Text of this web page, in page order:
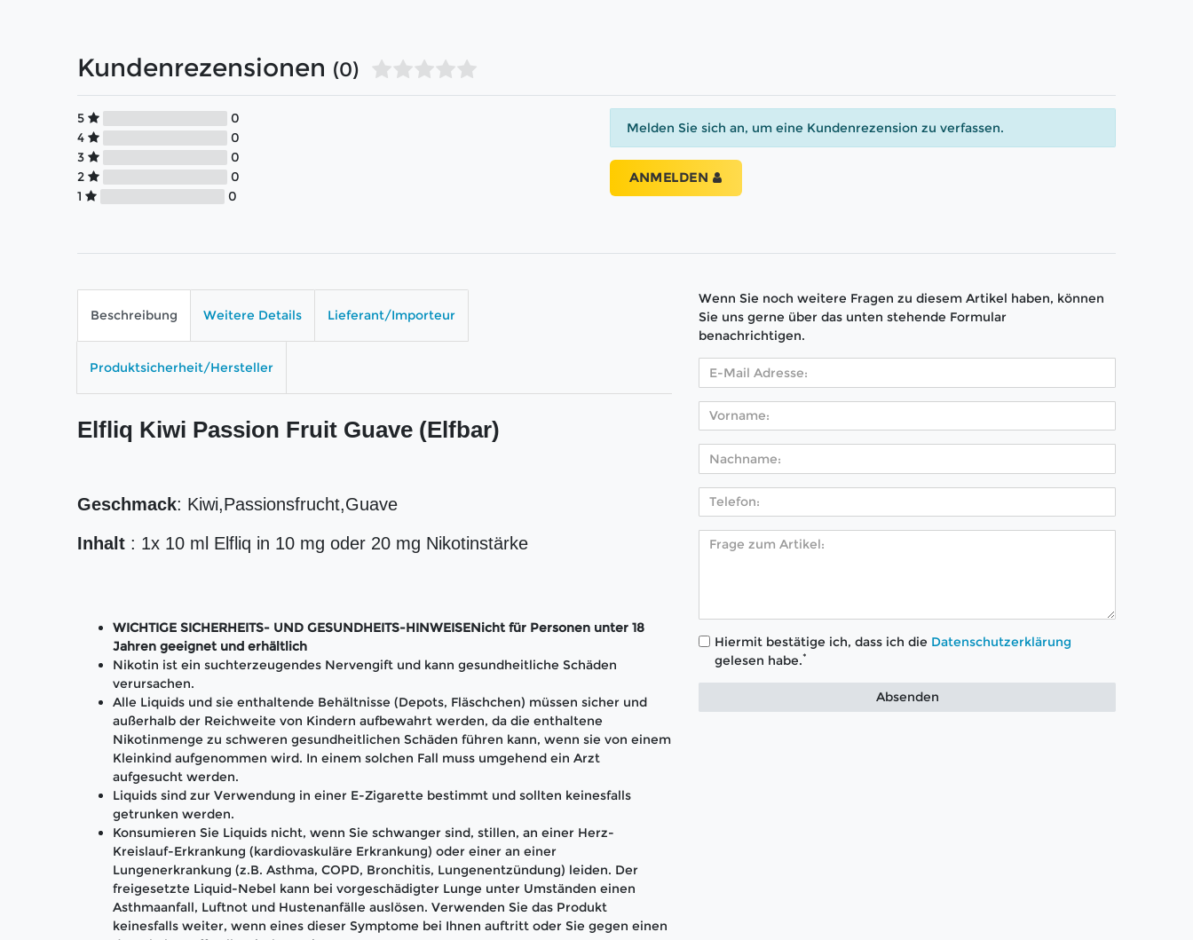
Kundenrezensionen (0)
5
0
4
0
3
0
2
0
1
0
Melden Sie sich an, um eine Kundenrezension zu verfassen.
ANMELDEN
Beschreibung Weitere Details Lieferant/Importeur
Produktsicherheit/Hersteller
Elfliq Kiwi Passion Fruit Guave (Elfbar)
Geschmack: Kiwi,Passionsfrucht,Guave
Inhalt : 1x 10 ml Elfliq in 10 mg oder 20 mg Nikotinstärke
WICHTIGE SICHERHEITS- UND GESUNDHEITS-HINWEISENicht für Personen unter 18
Jahren geeignet und erhältlich
Nikotin ist ein suchterzeugendes Nervengift und kann gesundheitliche Schäden
verursachen.
Alle Liquids und sie enthaltende Behältnisse (Depots, Fläschchen) müssen sicher und
außerhalb der Reichweite von Kindern aufbewahrt werden, da die enthaltene
Nikotinmenge zu schweren gesundheitlichen Schäden führen kann, wenn sie von einem
Kleinkind aufgenommen wird. In einem solchen Fall muss umgehend ein Arzt
aufgesucht werden.
Liquids sind zur Verwendung in einer E-Zigarette bestimmt und sollten keinesfalls
getrunken werden.
Konsumieren Sie Liquids nicht, wenn Sie schwanger sind, stillen, an einer Herz-
Kreislauf-Erkrankung (kardiovaskuläre Erkrankung) oder einer an einer
Lungenerkrankung (z.B. Asthma, COPD, Bronchitis, Lungenentzündung) leiden. Der
freigesetzte Liquid-Nebel kann bei vorgeschädigter Lunge unter Umständen einen
Asthmaanfall, Luftnot und Hustenanfälle auslösen. Verwenden Sie das Produkt
keinesfalls weiter, wenn eines dieser Symptome bei Ihnen auftritt oder Sie gegen einen
Wenn Sie noch weitere Fragen zu diesem Artikel haben, können
Sie uns gerne über das unten stehende Formular
benachrichtigen.
Hiermit bestätige ich, dass ich die Daten­schutz­erklärung
gelesen habe.*
Absenden